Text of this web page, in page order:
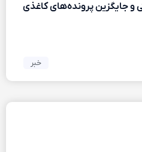
و جایگزین پرونده‌های کاغذی
خبر